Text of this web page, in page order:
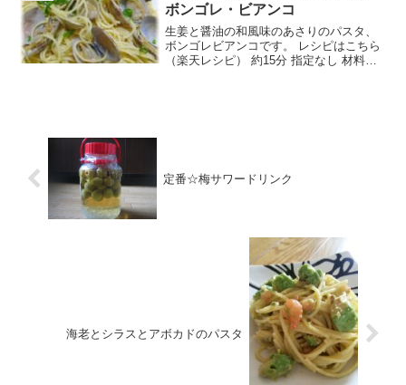
ボンゴレ・ビアンコ
生姜と醤油の和風味のあさりのパスタ、
ボンゴレビアンコです。 レシピはこちら
（楽天レシピ） 約15分 指定なし 材料パ
定番☆梅サワードリンク
海老とシラスとアボカドのパスタ